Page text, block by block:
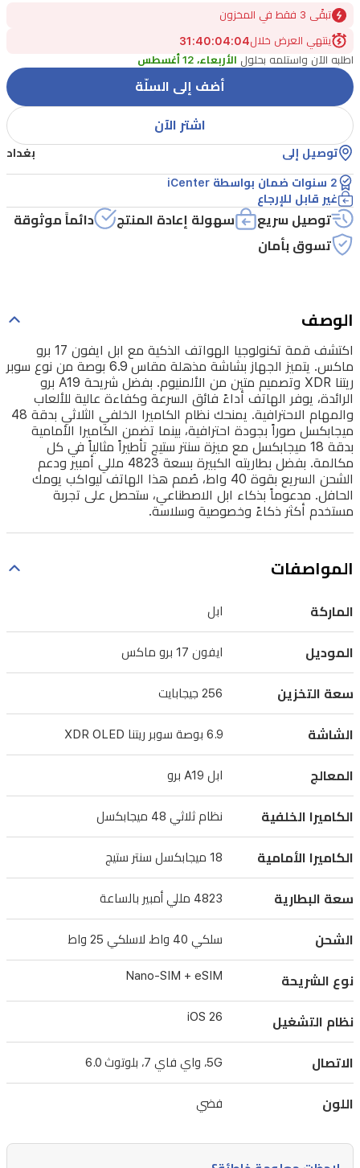
ريتنا
XDR
وتصميم
متين
من
الألمنيوم.
بفضل
A19
برو
الرائدة،
يوفر
فائق
السرعة
وكفاءة
عالية
للألعاب
والمهام
الاحترافية.
يمنحك
الخلفي
بدقة
48
ميجابكسل
احترافية،
بينما
تضمن
الأمامية
بدقة
ميزة
سنتر
ستيج
مثالياً
في
كل
مكالمة.
تبقًى 3 فقط في المخزون
ينتهي العرض خلال04
:
04
:
40
:
31
اطلبه الآن واستلمه بحلول الأربعاء، 12 أغسطس
أضف إلى السلّة
اشتر الآن
توصيل إلى بغداد
2 سنوات ضمان بواسطة iCenter
غير قابل للإرجاع
توصيل سريع سهولة إعادة المنتج
دائماً موثوقة
تسوق بأمان
الوصف
اكتشف قمة تكنولوجيا الهواتف الذكية مع ابل ايفون 17 برو
ماكس. يتميز الجهاز بشاشة مذهلة مقاس 6.9 بوصة من نوع سوبر
ريتنا XDR وتصميم متين من الألمنيوم. بفضل شريحة A19 برو
الرائدة، يوفر الهاتف أداءً فائق السرعة وكفاءة عالية للألعاب
والمهام الاحترافية. يمنحك نظام الكاميرا الخلفي الثلاثي بدقة 48
ميجابكسل صوراً بجودة احترافية، بينما تضمن الكاميرا الأمامية
بدقة 18 ميجابكسل مع ميزة سنتر ستيج تأطيراً مثالياً في كل
مكالمة. بفضل بطاريته الكبيرة بسعة 4823 مللي أمبير ودعم
الشحن السريع بقوة 40 واط، صُمم هذا الهاتف ليواكب يومك
الحافل. مدعوماً بذكاء ابل الاصطناعي، ستحصل على تجربة
مستخدم أكثر ذكاءً وخصوصية وسلاسة.
المواصفات
الماركة ابل
الموديل ايفون 17 برو ماكس
سعة التخزين 256 جيجابايت
الشاشة 6.9 بوصة سوبر ريتنا XDR OLED
المعالج ابل A19 برو
الكاميرا الخلفية نظام ثلاثي 48 ميجابكسل
الكاميرا الأمامية 18 ميجابكسل سنتر ستيج
سعة البطارية 4823 مللي أمبير بالساعة
الشحن سلكي 40 واط، لاسلكي 25 واط
نوع الشريحة Nano-SIM + eSIM
نظام التشغيل iOS 26
الاتصال 5G، واي فاي 7، بلوتوث 6.0
اللون فضي